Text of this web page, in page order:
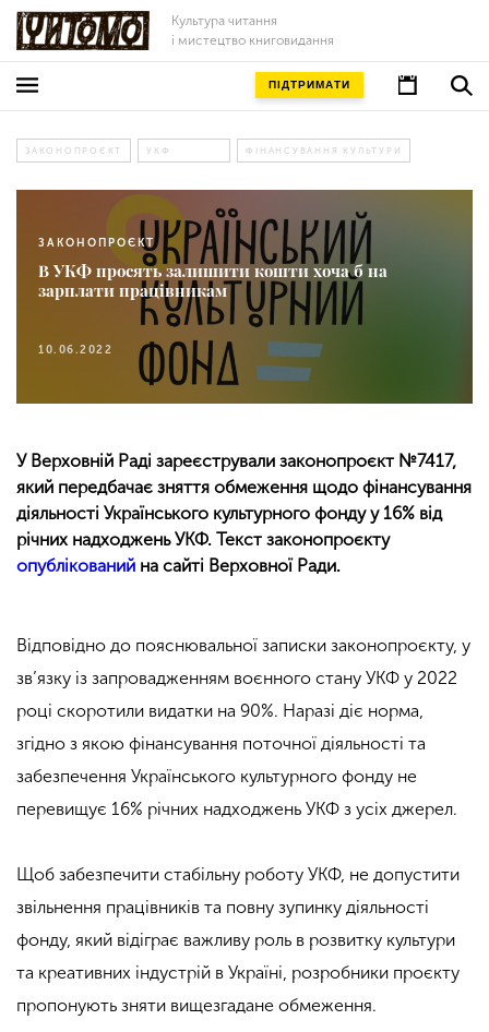
Культура читання
і мистецтво книговидання
ПІДТРИМАТИ
ЗАКОНОПРОЄКТ УКФ ФІНАНСУВАННЯ КУЛЬТУРИ
ЗАКОНОПРОЄКТ
В УКФ просять залишити кошти хоча б на
зарплати працівникам
10.06.2022
У Верховній Раді зареєстрували законопроєкт №7417,
який передбачає зняття обмеження щодо фінансування
діяльності Українського культурного фонду у 16% від
річних надходжень УКФ. Текст законопроєкту
опублікований на сайті Верховної Ради.
Відповідно до пояснювальної записки законопроєкту, у
зв’язку із запровадженням воєнного стану УКФ у 2022
році скоротили видатки на 90%. Наразі діє норма,
згідно з якою фінансування поточної діяльності та
забезпечення Українського культурного фонду не
перевищує 16% річних надходжень УКФ з усіх джерел.
Щоб забезпечити стабільну роботу УКФ, не допустити
звільнення працівників та повну зупинку діяльності
фонду, який відіграє важливу роль в розвитку культури
та креативних індустрій в Україні, розробники проєкту
пропонують зняти вищезгадане обмеження.